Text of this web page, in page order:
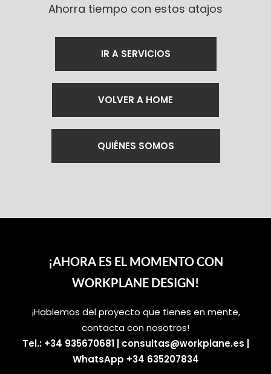
Ahorra tiempo con estos atajos
IR A SERVICIOS
VOLVER A HOME
QUIÉNES SOMOS
¡AHORA ES EL MOMENTO CON
WORKPLANE DESIGN!
¡Hablemos del proyecto que tienes en mente,
contacta con nosotros!
Tel.: +34 935670681| consultas@workplane.es
WhatsApp +34 635207834